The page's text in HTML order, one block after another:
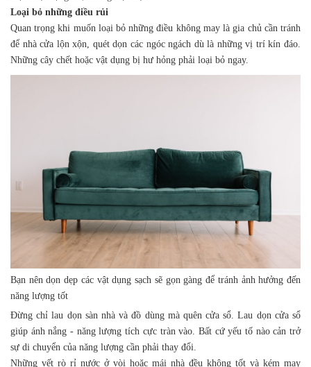
Loại bỏ những điều rủi
Quan trọng khi muốn loại bỏ những điều không may là gia chủ cần tránh
để nhà cửa lộn xộn, quét dọn các ngóc ngách dù là những vị trí kín đáo.
Những cây chết hoặc vật dụng bị hư hỏng phải loại bỏ ngay.
Bạn nên dọn dẹp các vật dụng sạch sẽ gọn gàng để tránh ảnh hưởng đến
năng lượng tốt
Đừng chỉ lau dọn sàn nhà và đồ dùng mà quên cửa sổ. Lau dọn cửa sổ
giúp ánh nắng - năng lượng tích cực tràn vào. Bất cứ yếu tố nào cản trở
sự di chuyển của năng lượng cần phải thay đổi.
Những vết rò rỉ nước ở vòi hoặc mái nhà đều không tốt và kém may